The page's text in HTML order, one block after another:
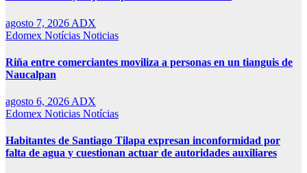
agosto 7, 2026 ADX
Edomex Notícias Noticias
Riña entre comerciantes moviliza a personas en un tianguis de
Naucalpan
agosto 6, 2026 ADX
Edomex Noticias Notícias
Habitantes de Santiago Tilapa expresan inconformidad por
falta de agua y cuestionan actuar de autoridades auxiliares